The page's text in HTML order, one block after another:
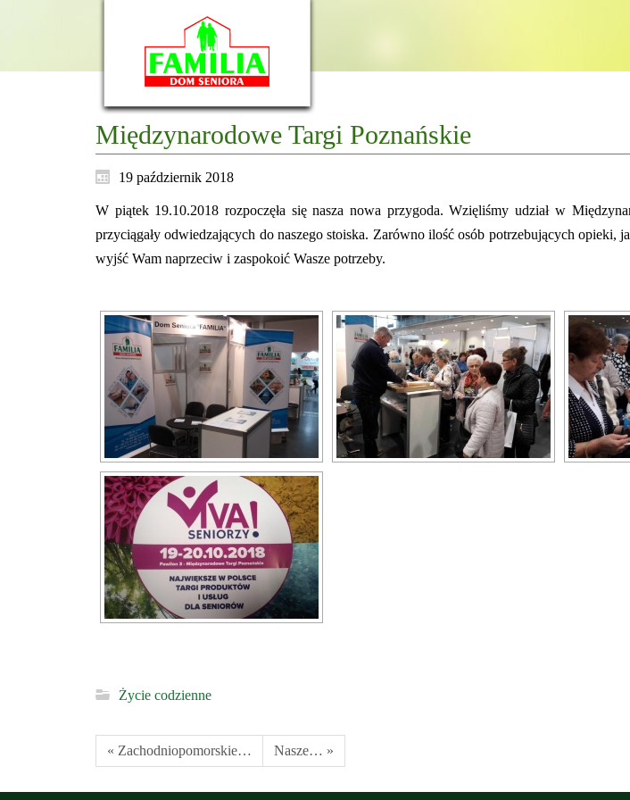
Międzynarodowe Targi Poznańskie
19 październik 2018
W piątek 19.10.2018 rozpoczęła się nasza nowa przygoda. Wzięliśmy udział w
przyciągały odwiedzających do naszego stoiska. Zarówno ilość osób potrzebujących
wyjść Wam naprzeciw i zaspokoić Wasze potrzeby.
Życie codzienne
« Zachodniopomorskie… Nasze… »